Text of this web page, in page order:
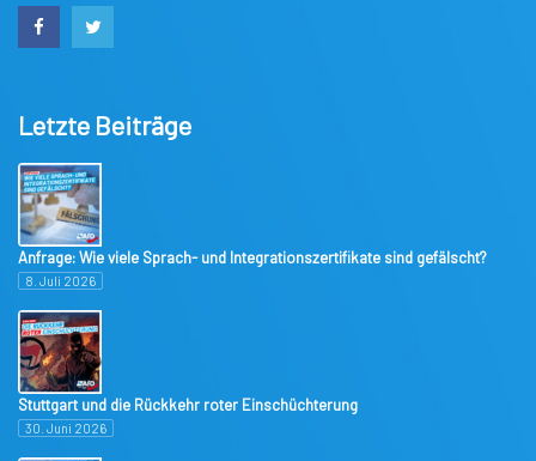
Letzte Beiträge
Anfrage: Wie viele Sprach- und Integrationszertifikate sind gefälscht?
8. Juli 2026
Stuttgart und die Rückkehr roter Einschüchterung
30. Juni 2026